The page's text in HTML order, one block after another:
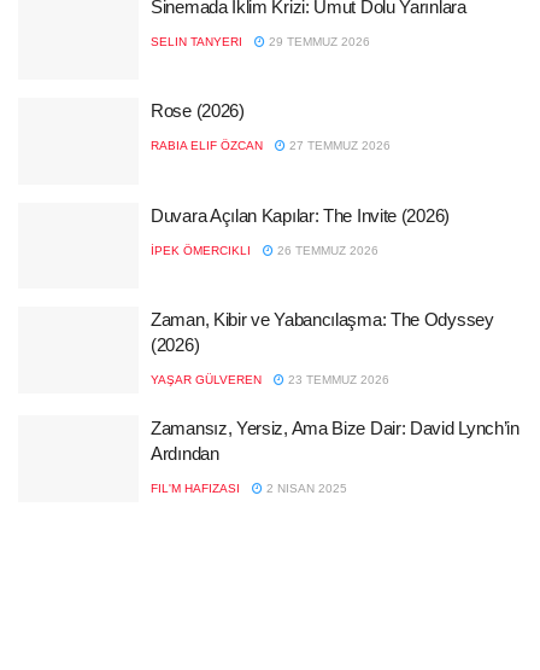
Sinemada İklim Krizi: Umut Dolu Yarınlara
SELIN TANYERI 29 TEMMUZ 2026
Rose (2026)
RABIA ELIF ÖZCAN 27 TEMMUZ 2026
Duvara Açılan Kapılar: The Invite (2026)
İPEK ÖMERCIKLI 26 TEMMUZ 2026
Zaman, Kibir ve Yabancılaşma: The Odyssey
(2026)
YAŞAR GÜLVEREN 23 TEMMUZ 2026
Zamansız, Yersiz, Ama Bize Dair: David Lynch’in
Ardından
FIL'M HAFIZASI 2 NISAN 2025